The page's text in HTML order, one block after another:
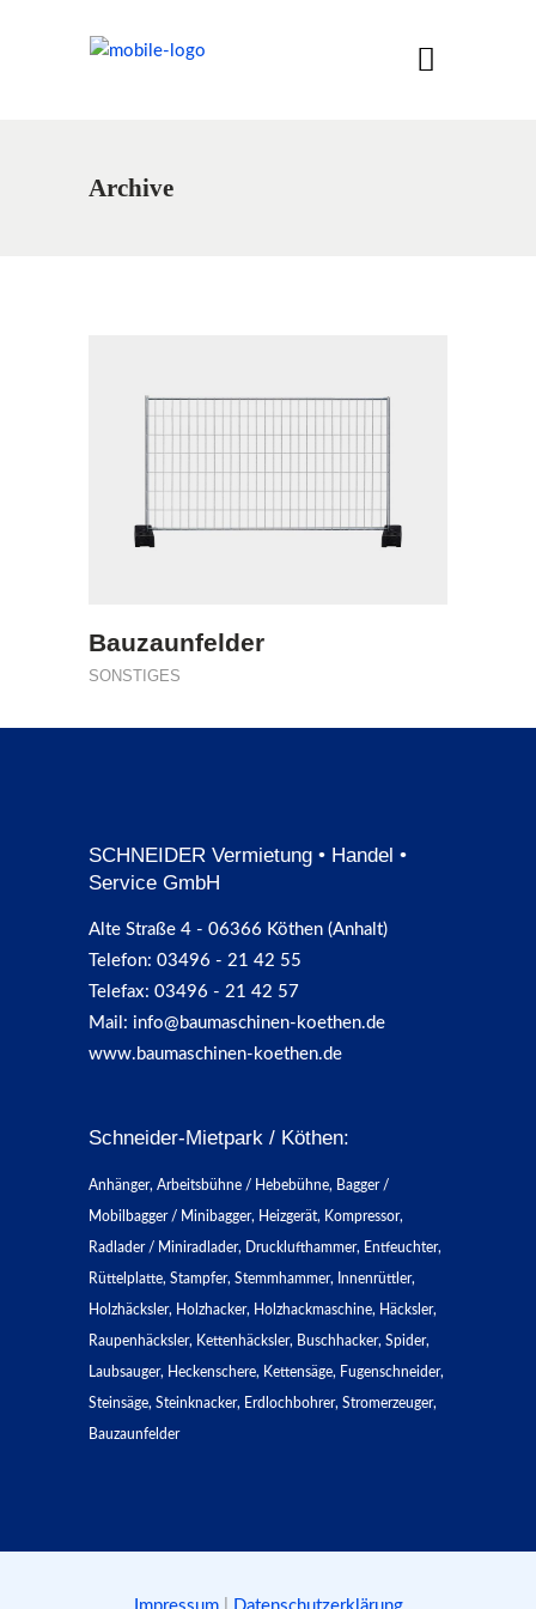
Archive
Bauzaunfelder
SONSTIGES
SCHNEIDER Vermietung • Handel •
Service GmbH
Alte Straße 4 - 06366 Köthen (Anhalt)
Telefon: 03496 - 21 42 55
Telefax: 03496 - 21 42 57
Mail: info@baumaschinen-koethen.de
www.baumaschinen-koethen.de
Schneider-Mietpark / Köthen:
Anhänger, Arbeitsbühne / Hebebühne, Bagger /
Mobilbagger / Minibagger, Heizgerät, Kompressor,
Radlader / Miniradlader, Drucklufthammer, Entfeuchter,
Rüttelplatte, Stampfer, Stemmhammer, Innenrüttler,
Holzhäcksler, Holzhacker, Holzhackmaschine, Häcksler,
Raupenhäcksler, Kettenhäcksler, Buschhacker, Spider,
Laubsauger, Heckenschere, Kettensäge, Fugenschneider,
Steinsäge, Steinknacker, Erdlochbohrer, Stromerzeuger,
Bauzaunfelder